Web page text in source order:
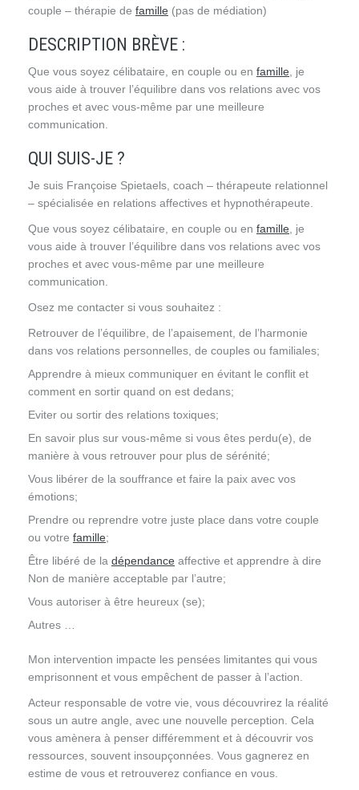
couple – thérapie de famille (pas de médiation)
DESCRIPTION BRÈVE :
Que vous soyez célibataire, en couple ou en famille , je
vous aide à trouver l’équilibre dans vos relations avec vos
proches et avec vous-même par une meilleure
communication.
QUI SUIS-JE ?
Je suis Françoise Spietaels, coach – thérapeute relationnel
– spécialisée en relations affectives et hypnothérapeute.
Que vous soyez célibataire, en couple ou en famille , je
vous aide à trouver l’équilibre dans vos relations avec vos
proches et avec vous-même par une meilleure
communication.
Osez me contacter si vous souhaitez :
Retrouver de l’équilibre, de l’apaisement, de l’harmonie
dans vos relations personnelles, de couples ou familiales;
Apprendre à mieux communiquer en évitant le conflit et
comment en sortir quand on est dedans;
Eviter ou sortir des relations toxiques;
En savoir plus sur vous-même si vous êtes perdu(e), de
manière à vous retrouver pour plus de sérénité;
Vous libérer de la souffrance et faire la paix avec vos
émotions;
Prendre ou reprendre votre juste place dans votre couple
ou votre famille;
Être libéré de la dépendance affective et apprendre à dire
Non de manière acceptable par l’autre;
Vous autoriser à être heureux (se);
Autres …
Mon intervention impacte les pensées limitantes qui vous
emprisonnent et vous empêchent de passer à l’action.
Acteur responsable de votre vie, vous découvrirez la réalité
sous un autre angle, avec une nouvelle perception. Cela
vous amènera à penser différemment et à découvrir vos
ressources, souvent insoupçonnées. Vous gagnerez en
estime de vous et retrouverez confiance en vous.